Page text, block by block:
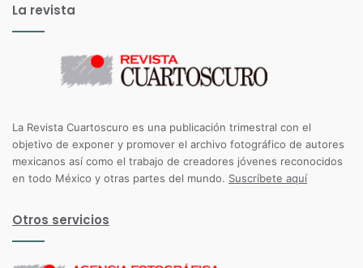
La revista
La Revista Cuartoscuro es una publicación trimestral con el
objetivo de exponer y promover el archivo fotográfico de autores
mexicanos así como el trabajo de creadores jóvenes reconocidos
en todo México y otras partes del mundo. Suscríbete aquí
Otros servicios